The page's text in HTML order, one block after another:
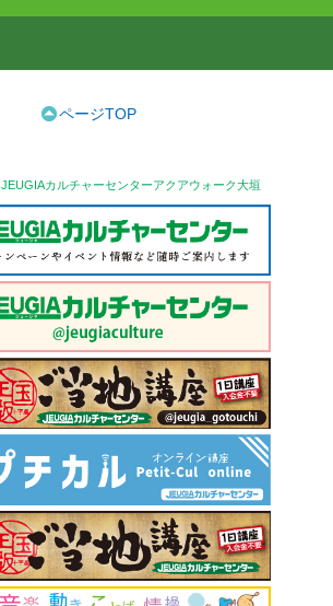
ページTOP
JEUGIAカルチャーセンターアクアウォーク大垣